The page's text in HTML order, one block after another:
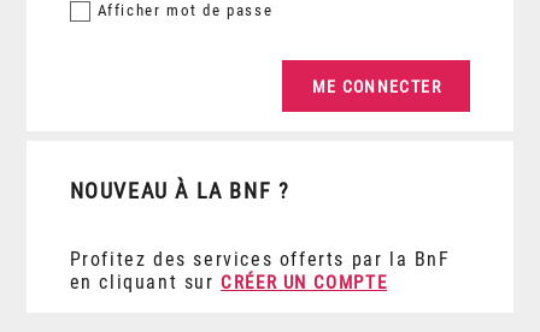
Afficher mot de passe
NOUVEAU À LA BNF ?
Profitez des services offerts par la BnF
en cliquant sur CRÉER UN COMPTE